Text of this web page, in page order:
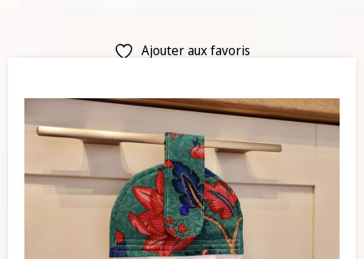
Ajouter aux favoris